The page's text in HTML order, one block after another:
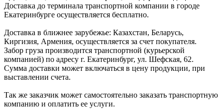
Доставка до терминала транспортной компании в городе
Екатеринбурге осуществляется бесплатно.
Доставка в ближнее зарубежье: Казахстан, Беларусь,
Киргизия, Армения, осуществляется за счет покупателя.
Забор груза производится транспортной (курьерской
компанией) по адресу г. Екатеринбург, ул. Шефская, 62.
Сумма доставки может включаться в цену продукции, при
выставлении счета.
Так же заказчик может самостоятельно заказать транспортную
компанию и оплатить ее услуги.